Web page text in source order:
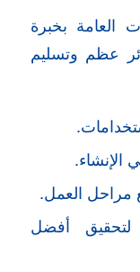
العامة بخبرة
عظم وتسليم
الإنشاء.
مراحل العمل.
أفضل